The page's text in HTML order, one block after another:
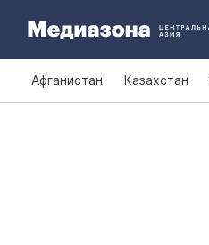
Афганистан Казахстан